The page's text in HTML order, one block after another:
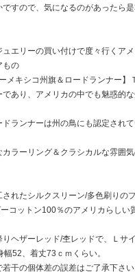
すので、気になるのがあったら
エリーの買い付けで度々行くア
もの
メキシコ州旗＆ロードランナー】
あり、アメリカの中でも魅惑的
ランナーは州の鳥にも認定され
ラーリング＆クラシカルな雰囲
れたシルクスリーン/多色刷りの
コットン100％のアメリカらしい
ヘザーレッド/杢レッドで、Ｌサイ
52、着丈73ｃｍくらい。
干の個体差の誤差はご了承下さ